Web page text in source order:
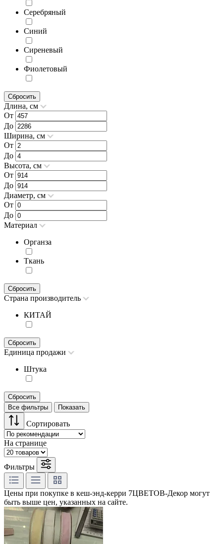
Серебряный
Синий
Сиреневый
Фиолетовый
Сбросить
Длина, см
От
До
Ширина, см
От
До
Высота, см
От
До
Диаметр, см
От
До
Материал
Органза
Ткань
Сбросить
Страна производитель
КИТАЙ
Сбросить
Единица продажи
Штука
Сбросить
Все фильтры
Показать
Сортировать
На странице
Фильтры
Цены при покупке в кеш-энд-керри 7ЦВЕТОВ-Декор могут
быть выше цен, указанных на сайте.